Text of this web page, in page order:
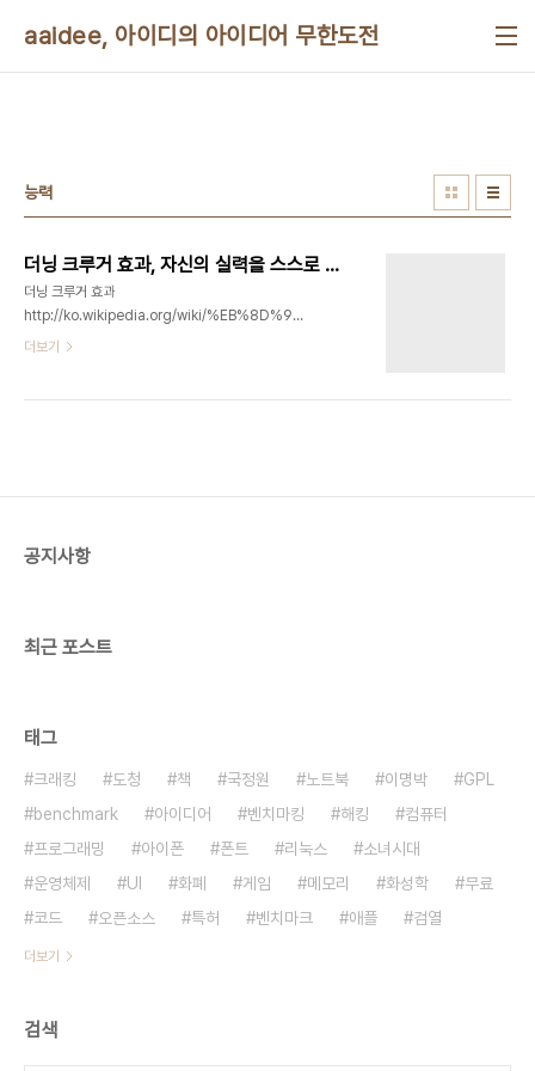
aaidee, 아이디의 아이디어 무한도전
능력
더닝 크루거 효과, 자신의 실력을 스스로 평가하는 능력과 실제 실력의 차이
더닝 크루거 효과
http://ko.wikipedia.org/wiki/
"더닝 크루거 효과(Dunning–Kruger effect)는
서 기인한 반면, 능력이 있는 사람의 착오는 다른 사
더보기
공지사항
최근 포스트
태그
크래킹 도청 책 국정원 노트북 이명박
GPL
benchmark
아이디어 벤치마킹 해킹
컴퓨터
프로그래밍
아이폰 폰트 리눅스
소녀시대
운영체제
UI 화폐 게임 메모리 화성학
무료
코드
오픈소스 특허 벤치마크 애플 검열
더보기
검색